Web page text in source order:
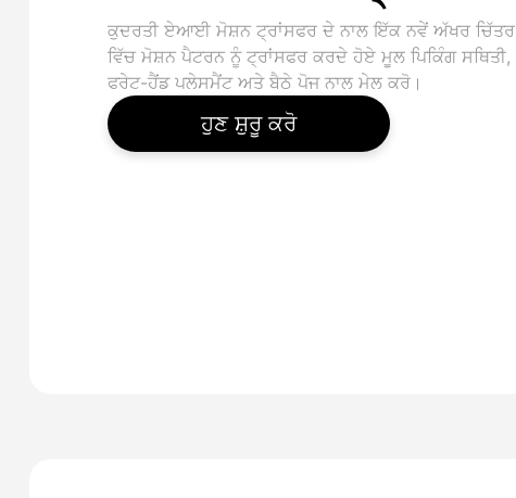
ਕੁਦਰਤੀ ਏਆਈ ਮੋਸ਼ਨ ਟ੍ਰਾਂਸਫਰ ਦੇ ਨਾਲ ਇੱਕ ਨਵੇਂ ਅੱਖਰ ਚਿੱਤਰ
ਵਿੱਚ ਮੋਸ਼ਨ ਪੈਟਰਨ ਨੂੰ ਟ੍ਰਾਂਸਫਰ ਕਰਦੇ ਹੋਏ ਮੂਲ ਪਿਕਿੰਗ ਸਥਿਤੀ,
ਫਰੇਟ-ਹੈਂਡ ਪਲੇਸਮੈਂਟ ਅਤੇ ਬੈਠੇ ਪੋਜ ਨਾਲ ਮੇਲ ਕਰੋ।
ਹੁਣ ਸ਼ੁਰੂ ਕਰੋ